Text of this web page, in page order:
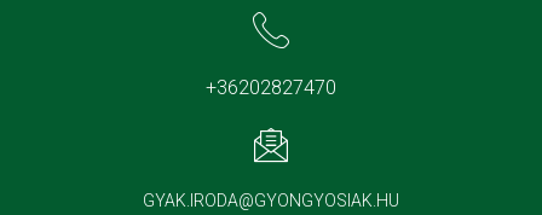
+36202827470
GYAK.IRODA@GYONGYOSIAK.HU